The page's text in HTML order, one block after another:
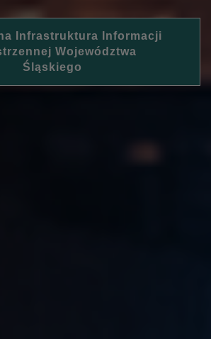
Infrastruktura Informacji
Województwa
Śląskiego